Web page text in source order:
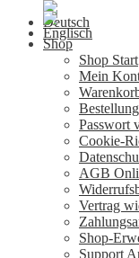
Shop
Shop Start
Mein
Passwort
Cookie-
AGB
Vertrag
Shop-
Support